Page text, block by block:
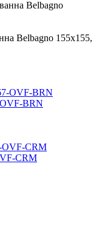
Belbagno 155x155,
BRN
CRM